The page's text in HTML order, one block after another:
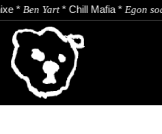
*Ben Yart*Chill Mafia*Egon soda
TIENDA